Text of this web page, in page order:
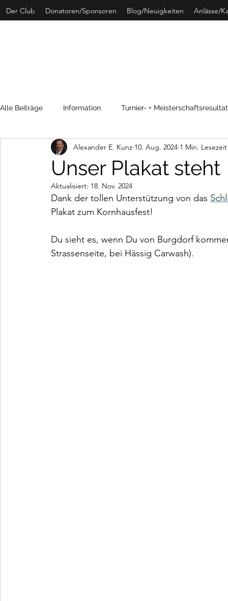
Der Club Donatoren/Sponsoren Blog/Neuigkeiten Anlässe/
Alle Beiträge Information Turnier- +
SwissCurling Archivdaten
Unser Plakat steht
Alexander E. Kunz 10. Aug. 2024 1 Min. Lesezeit
Aktualisiert: 18. Nov. 2024
Dank der tollen Unterstützung von das
Plakat zum Kornhausfest!
Du sieht es, wenn Du von Burgdorf
Strassenseite, bei Hässig Carwash).